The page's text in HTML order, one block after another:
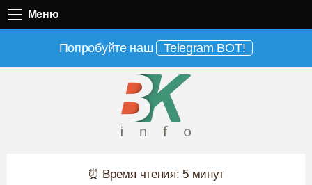
Меню
Попробуйте наш Telegram BOT!
⏰ Время чтения: 5 минут